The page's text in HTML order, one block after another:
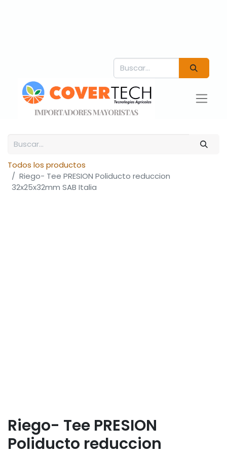
Todos los productos
Riego- Tee PRESION Poliducto reduccion
32x25x32mm SAB Italia
Riego- Tee PRESION
Poliducto reduccion